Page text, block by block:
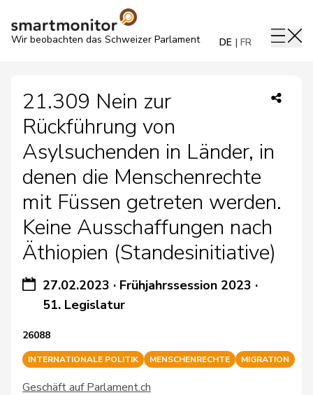
Wir beobachten das Schweizer Parlament DE FR
21.309 Nein zur
Rückführung von
Asylsuchenden in Länder, in
denen die Menschenrechte
mit Füssen getreten werden.
Keine Ausschaffungen nach
Äthiopien (Standesinitiative)
27.02.2023 · Frühjahrssession 2023 ·
51. Legislatur
26088
INTERNATIONALE POLITIK MENSCHENRECHTE MIGRATION
Geschäft auf Parlament.ch